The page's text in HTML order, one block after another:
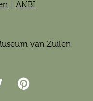
ANBI
van Zuilen